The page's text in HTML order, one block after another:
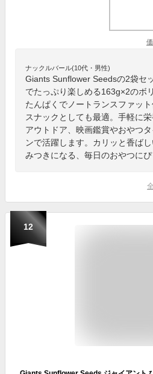
ナックルバール(10代・男性)
Giants Sunflower Seedsの2袋セ
でたっぷり楽しめる163g×2のボ
たんぱくでノートランスファッ
スナックとしても最適。手軽に
アウトドア、映画鑑賞やおやつ
ンで活躍します。カリッと香ば
みつきになる、毎日のおやつにぴ
12